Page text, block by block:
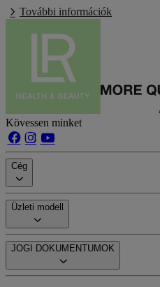
További információk
Kövessen minket
Cég
Üzleti modell
JOGI DOKUMENTUMOK